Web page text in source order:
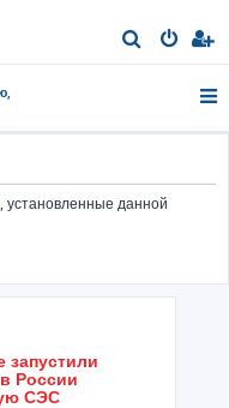
о
установленные данной
запустили
России
СЭС